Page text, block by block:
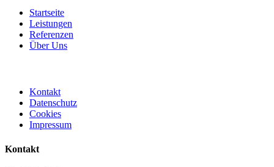
Startseite
Leistungen
Referenzen
Über Uns
Kontakt
Datenschutz
Cookies
Impressum
Kontakt